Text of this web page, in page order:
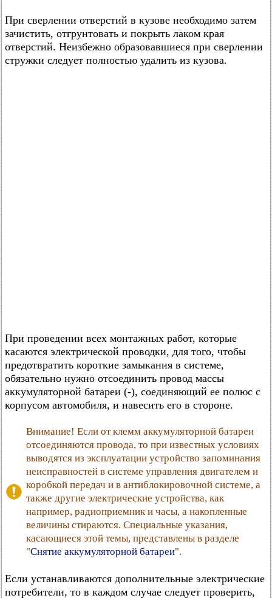
При сверлении отверстий в кузове необходимо затем
зачистить, отгрунтовать и покрыть лаком края
отверстий. Неизбежно образовавшиеся при сверлении
стружки следует полностью удалить из кузова.
При проведении всех монтажных работ, которые
касаются электрической проводки, для того, чтобы
предотвратить короткие замыкания в системе,
обязательно нужно отсоединить провод массы
аккумуляторной батареи (-), соединяющий ее полюс с
корпусом автомобиля, и навесить его в стороне.
Внимание! Если от клемм аккумуляторной батареи
отсоединяются провода, то при известных условиях
выводятся из эксплуатации устройство запоминания
неисправностей в системе управления двигателем и
коробкой передач и в антиблокировочной системе, а
также другие электрические устройства, как
например, радиоприемник и часы, а накопленные
величины стираются. Специальные указания,
касающиеся этой темы, представлены в разделе
"Снятие аккумуляторной батареи".
Если устанавливаются дополнительные электрические
потребители, то в каждом случае следует проверить,